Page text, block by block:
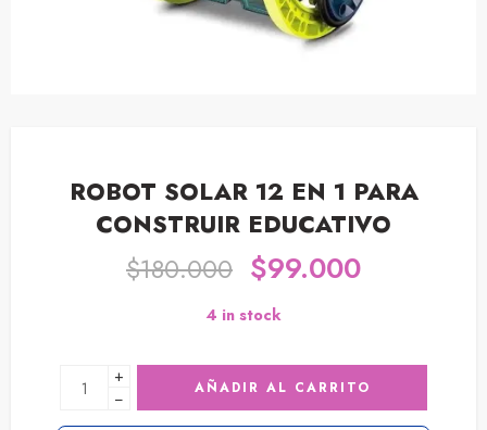
ROBOT SOLAR 12 EN 1 PARA
CONSTRUIR EDUCATIVO
$180.000 $99.000
4 in stock
+
−
AÑADIR AL CARRITO